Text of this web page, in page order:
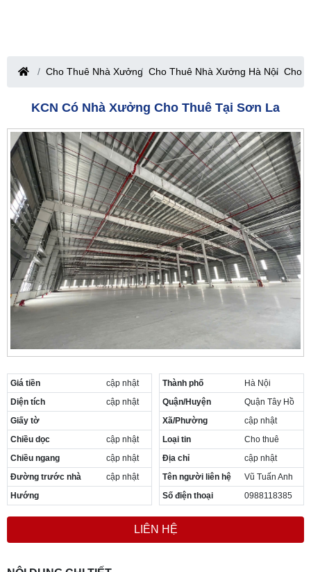
Cho Thuê Nhà Xưởng Cho Thuê Nhà Xưởng Hà Nội Cho
KCN Có Nhà Xưởng Cho Thuê Tại Sơn La
Giá tiền
cập nhật
Diện tích
cập nhật
Giấy tờ
Chiều dọc
cập nhật
Chiều ngang
cập nhật
Đường trước nhà
cập nhật
Hướng
Thành phố
Hà Nội
Quận/Huyện
Quận Tây Hồ
Xã/Phường
cập nhật
Loại tin
Cho thuê
Địa chỉ
cập nhật
Tên người liên hệ
Vũ Tuấn Anh
Số điện thoại
0988118385
LIÊN HỆ